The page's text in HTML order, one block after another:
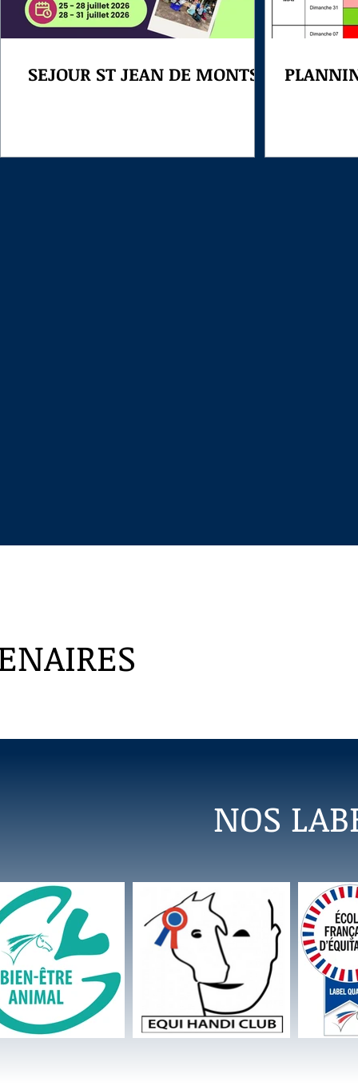
SEJOUR ST JEAN DE MONTS
NOS